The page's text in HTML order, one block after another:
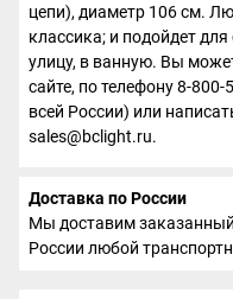
цепи), диаметр 106 см.
классика; и подойдет
улицу, в ванную. Вы
сайте, по телефону 8-
всей России) или
sales@bclight.ru.
Доставка по России
Мы доставим
России любой